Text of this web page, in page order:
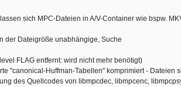
sich MPC-Dateien in A/V-Container wie bspw.
der Dateigröße unabhängige, Suche
FLAG entfernt: wird nicht mehr benötigt)
"canonical-Huffman-Tabellen" komprimiert -
des Quellcodes von libmpcdec, libmpcenc,